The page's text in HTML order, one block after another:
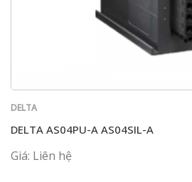
DELTA
DELTA AS04PU-A AS04SIL-A
Giá: Liên hệ